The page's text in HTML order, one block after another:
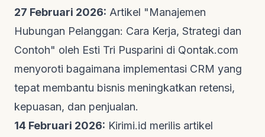
27 Februari 2026: Artikel "Manajemen
Hubungan Pelanggan: Cara Kerja, Strategi dan
Contoh" oleh Esti Tri Pusparini di Qontak.com
menyoroti bagaimana implementasi CRM yang
tepat membantu bisnis meningkatkan retensi,
kepuasan, dan penjualan.
14 Februari 2026: Kirimi.id merilis artikel